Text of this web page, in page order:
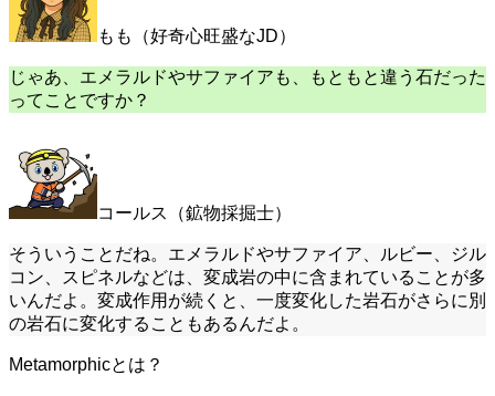
もも（好奇心旺盛なJD）
じゃあ、エメラルドやサファイアも、もともと違う石だった
ってことですか？
コールス（鉱物採掘士）
そういうことだね。エメラルドやサファイア、ルビー、ジル
コン、スピネルなどは、変成岩の中に含まれていることが多
いんだよ。変成作用が続くと、一度変化した岩石がさらに別
の岩石に変化することもあるんだよ。
Metamorphicとは？